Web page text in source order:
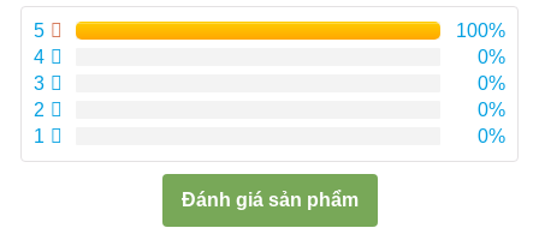
5
100%
4
0%
3
0%
2
0%
1
0%
Đánh giá sản phẩm